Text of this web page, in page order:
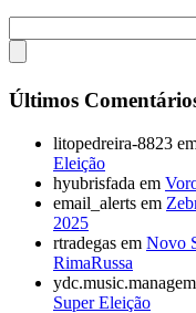
Últimos
litopedreira-8823
Eleição
hyubrisfada em
email_alerts em
2025
rtradegas em Novo
RimaRussa
Super Eleição